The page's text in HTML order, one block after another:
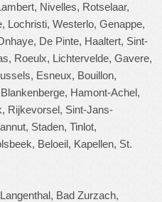
Nivelles, Rotselaar,
Lochristi, Westerlo, Genappe,
De Pinte, Haaltert, Sint-
Roeulx, Lichtervelde, Gavere,
Esneux, Bouillon,
Hamont-Achel,
Rijkevorsel, Sint-Jans-
Staden, Tinlot,
Beloeil, Kapellen, St.
Bad Zurzach,